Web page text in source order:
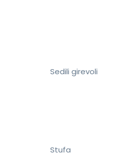
Sedili girevoli
Stufa